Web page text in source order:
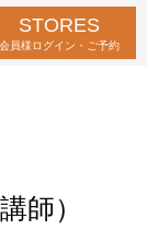
STORES
会員様ログイン・ご予約
師）